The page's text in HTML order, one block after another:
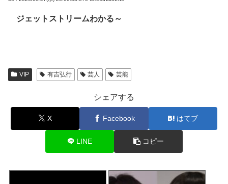
ジェットストリームわかる～
VIP 有吉弘行 芸人 芸能
シェアする
X Facebook はてブ
LINE コピー